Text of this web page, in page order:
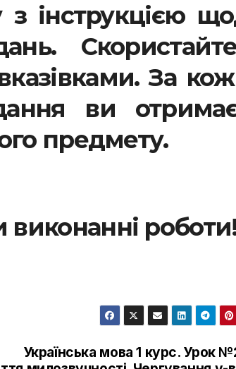
з інструкцією
За
ви
предмету.
виконанні
Українська мова 1 курс. Урок